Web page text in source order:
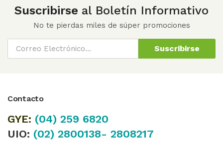
Suscribirse al Boletín Informativo
No te pierdas miles de súper promociones
Suscribirse
Contacto
GYE: (04) 259 6820
UIO: (02) 2800138- 2808217